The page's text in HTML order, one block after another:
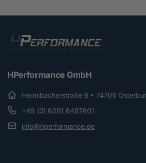
HPerformance GmbH
Hemsbacherstraße 8 • 74706
+49 (0) 6291 6487601
info@hperformance.de